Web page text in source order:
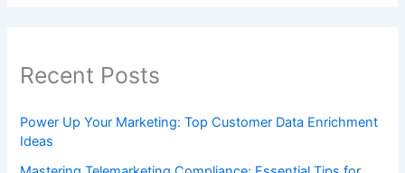
Recent Posts
Power Up Your Marketing: Top Customer Data Enrichment
Ideas